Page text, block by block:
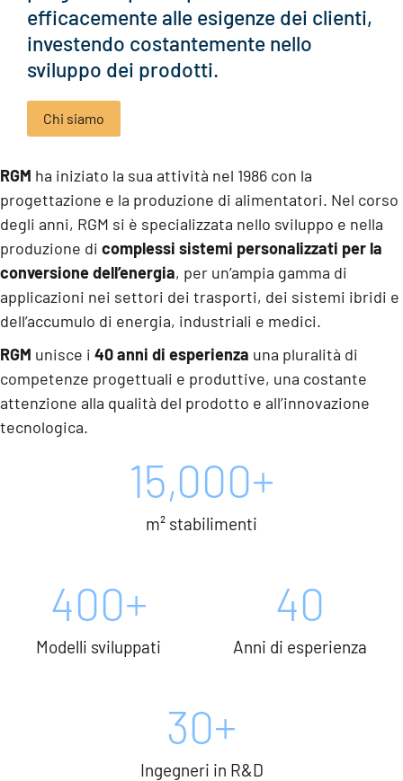
Clicca qui
efficacemente alle esigenze dei clienti,
investendo costantemente nello
sviluppo dei prodotti.
Chi siamo
RGM ha iniziato la sua attività nel 1986 con la
progettazione e la produzione di alimentatori. Nel corso
degli anni, RGM si è specializzata nello sviluppo e nella
produzione di complessi sistemi personalizzati per la
conversione dell’energia, per un’ampia gamma di
applicazioni nei settori dei trasporti, dei sistemi ibridi e
dell’accumulo di energia, industriali e medici.
RGM unisce i 40 anni di esperienza una pluralità di
competenze progettuali e produttive, una costante
attenzione alla qualità del prodotto e all’innovazione
tecnologica.
m² stabilimenti
15,000+
Modelli sviluppati
400+
Anni di esperienza
40
Ingegneri in R&D
30+